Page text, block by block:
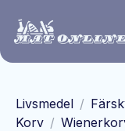
Livsmedel /
Korv /